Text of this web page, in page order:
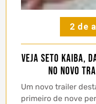
2 de
Veja Seto Kaiba,
no novo
Um novo trailer
primeiro de nove